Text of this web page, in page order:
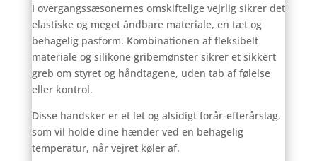
I overgangssæsonernes omskiftelige vejrlig sikrer det
elastiske og meget åndbare materiale, en tæt og
behagelig pasform. Kombinationen af ​​fleksibelt
materiale og silikone gribemønster sikrer et sikkert
greb om styret og håndtagene, uden tab af følelse
eller kontrol.
Disse handsker er et let og alsidigt forår-efterårslag,
som vil holde dine hænder ved en behagelig
temperatur, når vejret køler af.